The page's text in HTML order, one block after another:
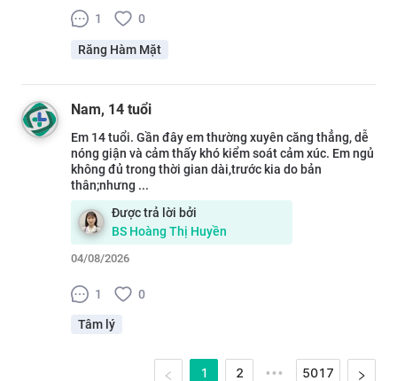
1 0
Răng Hàm Mặt
Nam, 14 tuổi
Em 14 tuổi. Gần đây em thường xuyên căng thẳng, dễ
nóng giận và cảm thấy khó kiểm soát cảm xúc. Em ngủ
không đủ trong thời gian dài,trước kia do bản
thân;nhưng ...
Được trả lời bởi
BS Hoàng Thị Huyền
04/08/2026
1 0
Tâm lý
1 2 ••• 5017